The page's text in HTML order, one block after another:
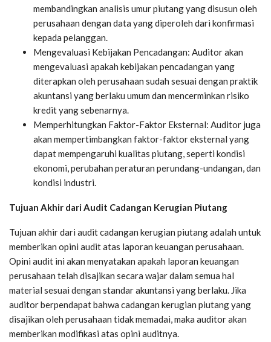
membandingkan analisis umur piutang yang disusun oleh
perusahaan dengan data yang diperoleh dari konfirmasi
kepada pelanggan.
Mengevaluasi Kebijakan Pencadangan: Auditor akan
mengevaluasi apakah kebijakan pencadangan yang
diterapkan oleh perusahaan sudah sesuai dengan praktik
akuntansi yang berlaku umum dan mencerminkan risiko
kredit yang sebenarnya.
Memperhitungkan Faktor-Faktor Eksternal: Auditor juga
akan mempertimbangkan faktor-faktor eksternal yang
dapat mempengaruhi kualitas piutang, seperti kondisi
ekonomi, perubahan peraturan perundang-undangan, dan
kondisi industri.
Tujuan Akhir dari Audit Cadangan Kerugian Piutang
Tujuan akhir dari audit cadangan kerugian piutang adalah untuk
memberikan opini audit atas laporan keuangan perusahaan.
Opini audit ini akan menyatakan apakah laporan keuangan
perusahaan telah disajikan secara wajar dalam semua hal
material sesuai dengan standar akuntansi yang berlaku. Jika
auditor berpendapat bahwa cadangan kerugian piutang yang
disajikan oleh perusahaan tidak memadai, maka auditor akan
memberikan modifikasi atas opini auditnya.